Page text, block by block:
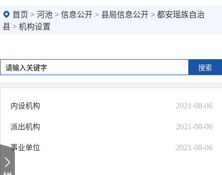
首页 > 河池 > 信息公开 > 县局信息公开 > 都安瑶族自治
县 > 机构设置
内设机构 2021-08-06
派出机构 2021-08-06
事业单位 2021-08-06